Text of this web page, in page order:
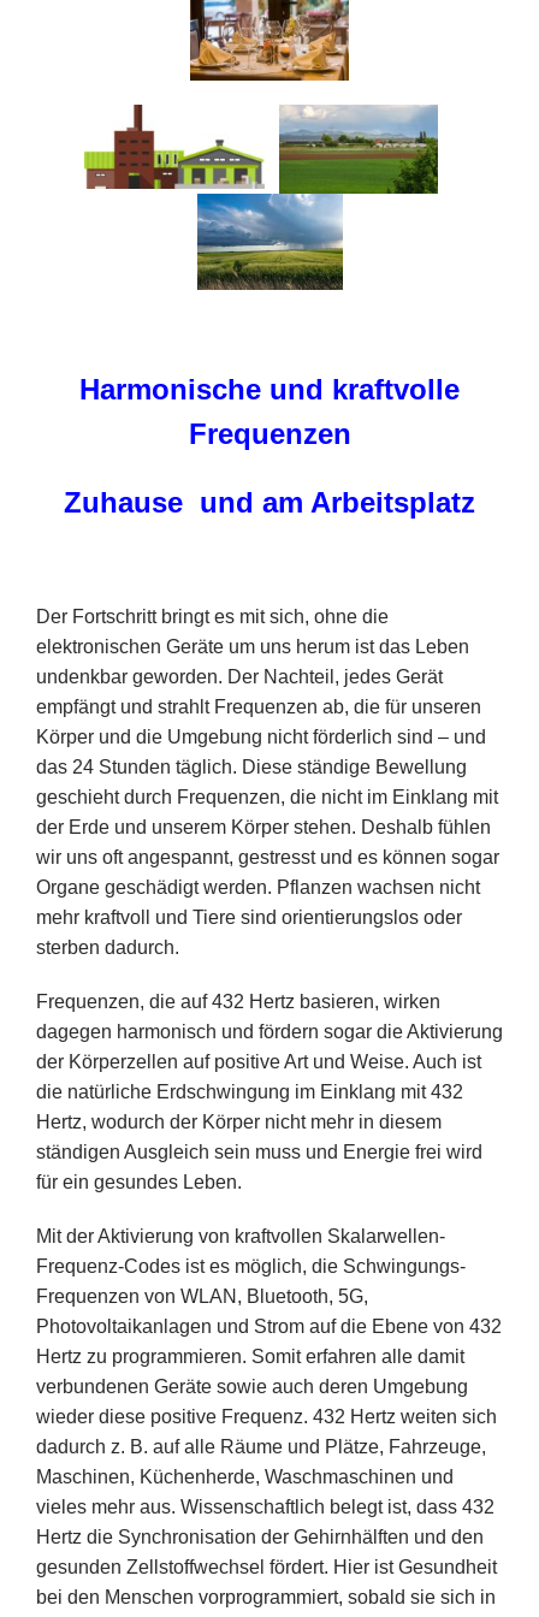
Harmonische und kraftvolle
Frequenzen
Zuhause und am Arbeitsplatz
Der Fortschritt bringt es mit sich, ohne die
elektronischen Geräte um uns herum ist das Leben
undenkbar geworden. Der Nachteil, jedes Gerät
empfängt und strahlt Frequenzen ab, die für unseren
Körper und die Umgebung nicht förderlich sind – und
das 24 Stunden täglich. Diese ständige Bewellung
geschieht durch Frequenzen, die nicht im Einklang mit
der Erde und unserem Körper stehen. Deshalb fühlen
wir uns oft angespannt, gestresst und es können sogar
Organe geschädigt werden. Pflanzen wachsen nicht
mehr kraftvoll und Tiere sind orientierungslos oder
sterben dadurch.
Frequenzen, die auf 432 Hertz basieren, wirken
dagegen harmonisch und fördern sogar die Aktivierung
der Körperzellen auf positive Art und Weise. Auch ist
die natürliche Erdschwingung im Einklang mit 432
Hertz, wodurch der Körper nicht mehr in diesem
ständigen Ausgleich sein muss und Energie frei wird
für ein gesundes Leben.
Mit der Aktivierung von kraftvollen Skalarwellen-
Frequenz-Codes ist es möglich, die Schwingungs-
Frequenzen von WLAN, Bluetooth, 5G,
Photovoltaikanlagen und Strom auf die Ebene von 432
Hertz zu programmieren. Somit erfahren alle damit
verbundenen Geräte sowie auch deren Umgebung
wieder diese positive Frequenz. 432 Hertz weiten sich
dadurch z. B. auf alle Räume und Plätze, Fahrzeuge,
Maschinen, Küchenherde, Waschmaschinen und
vieles mehr aus. Wissenschaftlich belegt ist, dass 432
Hertz die Synchronisation der Gehirnhälften und den
gesunden Zellstoffwechsel fördert. Hier ist Gesundheit
bei den Menschen vorprogrammiert, sobald sie sich in